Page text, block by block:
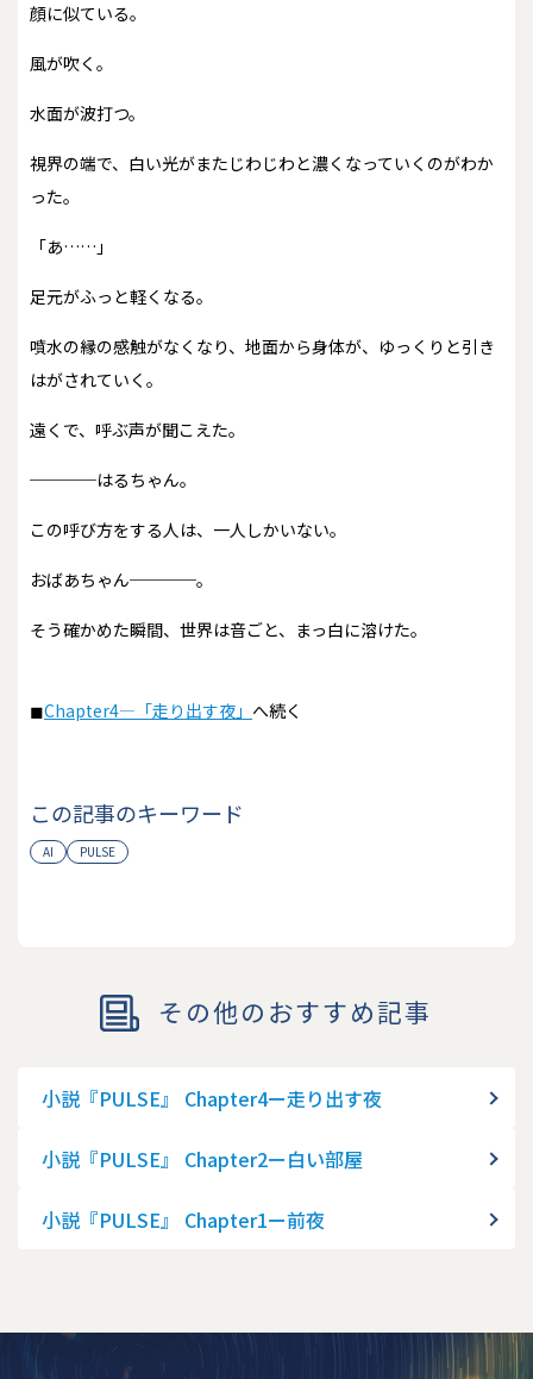
顔に似ている。
風が吹く。
水面が波打つ。
視界の端で、白い光がまたじわじわと濃くなっていくのがわか
った。
「あ……」
足元がふっと軽くなる。
噴水の縁の感触がなくなり、地面から身体が、ゆっくりと引き
はがされていく。
遠くで、呼ぶ声が聞こえた。
────はるちゃん。
この呼び方をする人は、一人しかいない。
おばあちゃん────。
そう確かめた瞬間、世界は音ごと、まっ白に溶けた。
◼︎Chapter4―「走り出す夜」 へ続く
この記事のキーワード
AI PULSE
その他のおすすめ記事
小説『PULSE』 Chapter4ー走り出す夜
小説『PULSE』 Chapter2ー白い部屋
小説『PULSE』 Chapter1ー前夜